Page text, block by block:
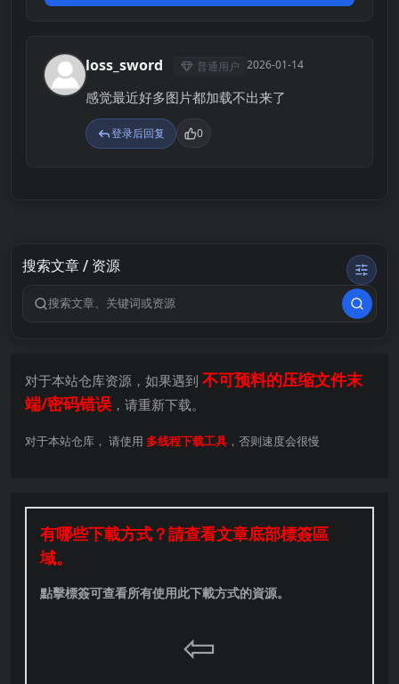
L loss_sword 普通用户 2026-01-14
感觉最近好多图片都加载不出来了
登录后回复 0
搜索文章 / 资源
搜索关键词
对于本站仓库资源，如果遇到 不可预料的压缩文件末
端/密码错误 ，请重新下载。
对于本站仓库， 请使用 多线程下载工具 ，否则速度会很慢
有哪些下載方式？請查看文章底部標簽區
域。
點擊標簽可查看所有使用此下載方式的資源。
⇦